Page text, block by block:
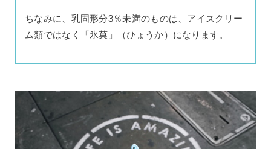
ちなみに、乳固形分3％未満のものは、アイスクリー
ム類ではなく「氷菓」（ひょうか）になります。